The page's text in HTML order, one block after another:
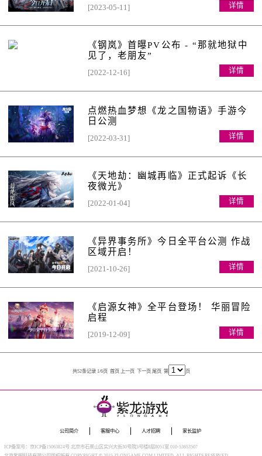
[2023-05-11] 详情
《钢岚》首曝PV公布 - “那就地狱中
见了，老朋友”
[2022-12-16] 详情
点燃热血梦想《龙之国物语》手游今
日公测
[2022-03-31] 详情
《天地劫：幽城再临》正式起诉《长
夜微光》
[2022-01-04] 详情
《异界事务所》今日全平台公测 作战
区域开启！
[2021-10-26] 详情
《启源女神》全平台登场！ 华丽冒险
启程
[2019-12-09] 详情
共52条记录 1/6页 首页 上一页 下一页 尾页 第 页
公司简介 客服中心 人才招聘 家长监护
ICP备案号：京ICP备15063824号 北京市石景山区实兴大街30号院3号楼8层8051室 010-53653507